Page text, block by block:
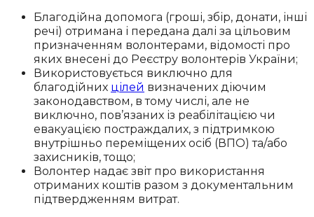
Благодійна допомога (гроші, збір, донати, інші
речі) отримана і передана далі за цільовим
призначенням волонтерами, відомості про
яких внесені до Реєстру волонтерів України;
Використовується виключно для
благодійних цілей визначених діючим
законодавством, в тому числі, але не
виключно, пов’язаних із реабілітацією чи
евакуацією постраждалих, з підтримкою
внутрішньо переміщених осіб (ВПО) та/або
захисників, тощо;
Волонтер надає звіт про використання
отриманих коштів разом з документальним
підтвердженням витрат.